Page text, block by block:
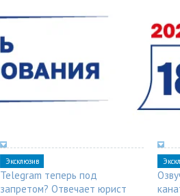
Эксклюзив
Telegram теперь под
запретом? Отвечает юрист